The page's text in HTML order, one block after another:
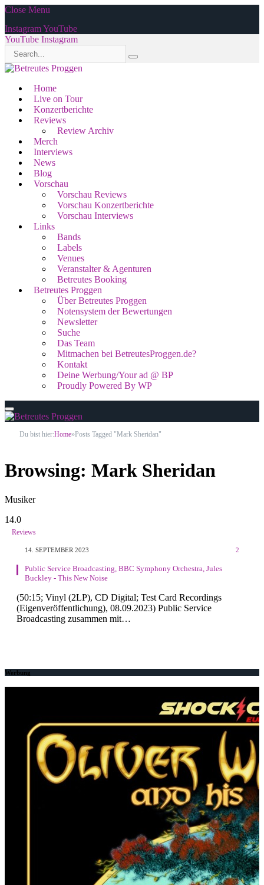
Close Menu
InstagramYouTube
YouTube Instagram
Home
Live on Tour
Konzertberichte
Reviews
Review Archiv
Merch
Interviews
News
Blog
Vorschau
Vorschau Reviews
Vorschau Konzertberichte
Vorschau Interviews
Links
Bands
Labels
Venues
Veranstalter & Agenturen
Betreutes Booking
Betreutes Proggen
Über Betreutes Proggen
Notensystem der Bewertungen
Newsletter
Suche
Das Team
Mitmachen bei BetreutesProggen.de?
Kontakt
Deine Werbung/Your ad @ BP
Proudly Powered By WP
Du bist hier:Home»Posts Tagged "Mark Sheridan"
Browsing: Mark Sheridan
Musiker
14.0
Reviews
14. SEPTEMBER 2023 2
Public Service Broadcasting, BBC Symphony Orchestra, Jules
Buckley - This New Noise
(50:15; Vinyl (2LP), CD Digital; Test Card Recordings
(Eigenveröffentlichung), 08.09.2023) Public Service
Broadcasting zusammen mit…
Werbung